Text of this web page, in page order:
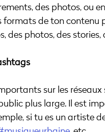
des photos, ou
formats de ton
des photos, des stories,
sur les
plus large. Il est
si tu es un artiste